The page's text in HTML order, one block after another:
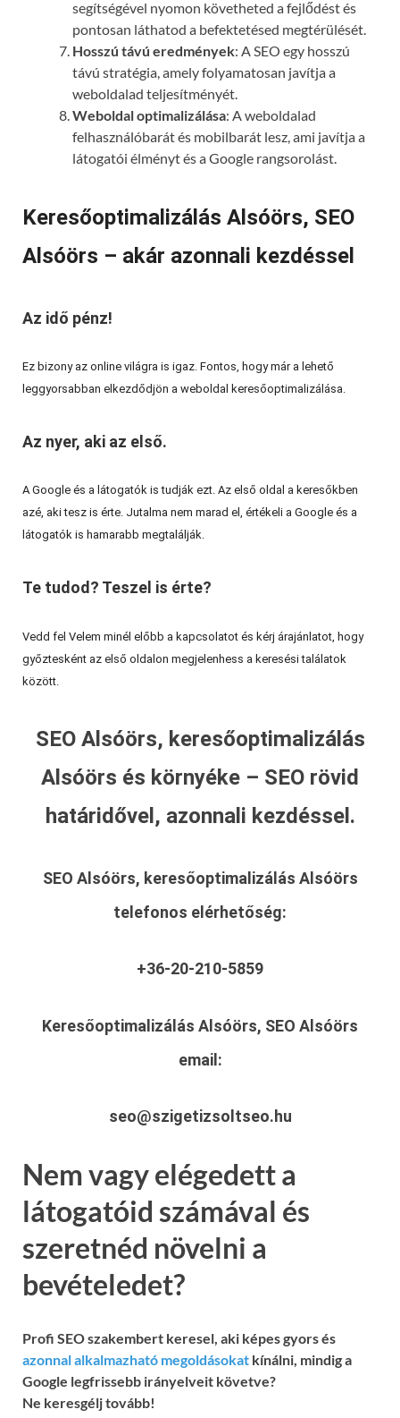
segítségével nyomon követheted a fejlődést és
pontosan láthatod a befektetésed megtérülését.
Hosszú távú eredmények: A SEO egy hosszú
távú stratégia, amely folyamatosan javítja a
weboldalad teljesítményét.
Weboldal optimalizálása: A weboldalad
felhasználóbarát és mobilbarát lesz, ami javítja a
látogatói élményt és a Google rangsorolást.
Keresőoptimalizálás Alsóörs, SEO
Alsóörs – akár azonnali kezdéssel
Az idő pénz!
Ez bizony az online világra is igaz. Fontos, hogy már a lehető
leggyorsabban elkezdődjön a weboldal keresőoptimalizálása.
Az nyer, aki az első.
A Google és a látogatók is tudják ezt. Az első oldal a keresőkben
azé, aki tesz is érte. Jutalma nem marad el, értékeli a Google és a
látogatók is hamarabb megtalálják.
Te tudod? Teszel is érte?
Vedd fel Velem minél előbb a kapcsolatot és kérj árajánlatot, hogy
győztesként az első oldalon megjelenhess a keresési találatok
között.
SEO Alsóörs, keresőoptimalizálás
Alsóörs és környéke – SEO rövid
határidővel, azonnali kezdéssel.
SEO Alsóörs, keresőoptimalizálás Alsóörs
telefonos elérhetőség:
+36-20-210-5859
Keresőoptimalizálás Alsóörs, SEO Alsóörs
email:
seo@szigetizsoltseo.hu
Nem vagy elégedett a
látogatóid számával és
szeretnéd növelni a
bevételedet?
Profi SEO szakembert keresel, aki képes gyors és
azonnal alkalmazható megoldásokat kínálni, mindig a
Google legfrissebb irányelveit követve?
Ne keresgélj tovább!